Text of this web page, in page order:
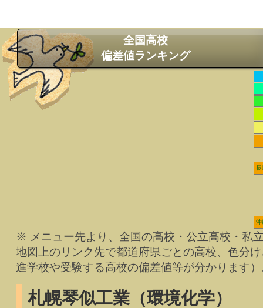
全国高校
偏差値ランキング
長
沖
※ メニュー先より、全国の高校・公立高校・私
地図上のリンク先で都道府県ごとの高校、色分
進学校や受験する高校の偏差値等が分かります
札幌琴似工業（環境化学）